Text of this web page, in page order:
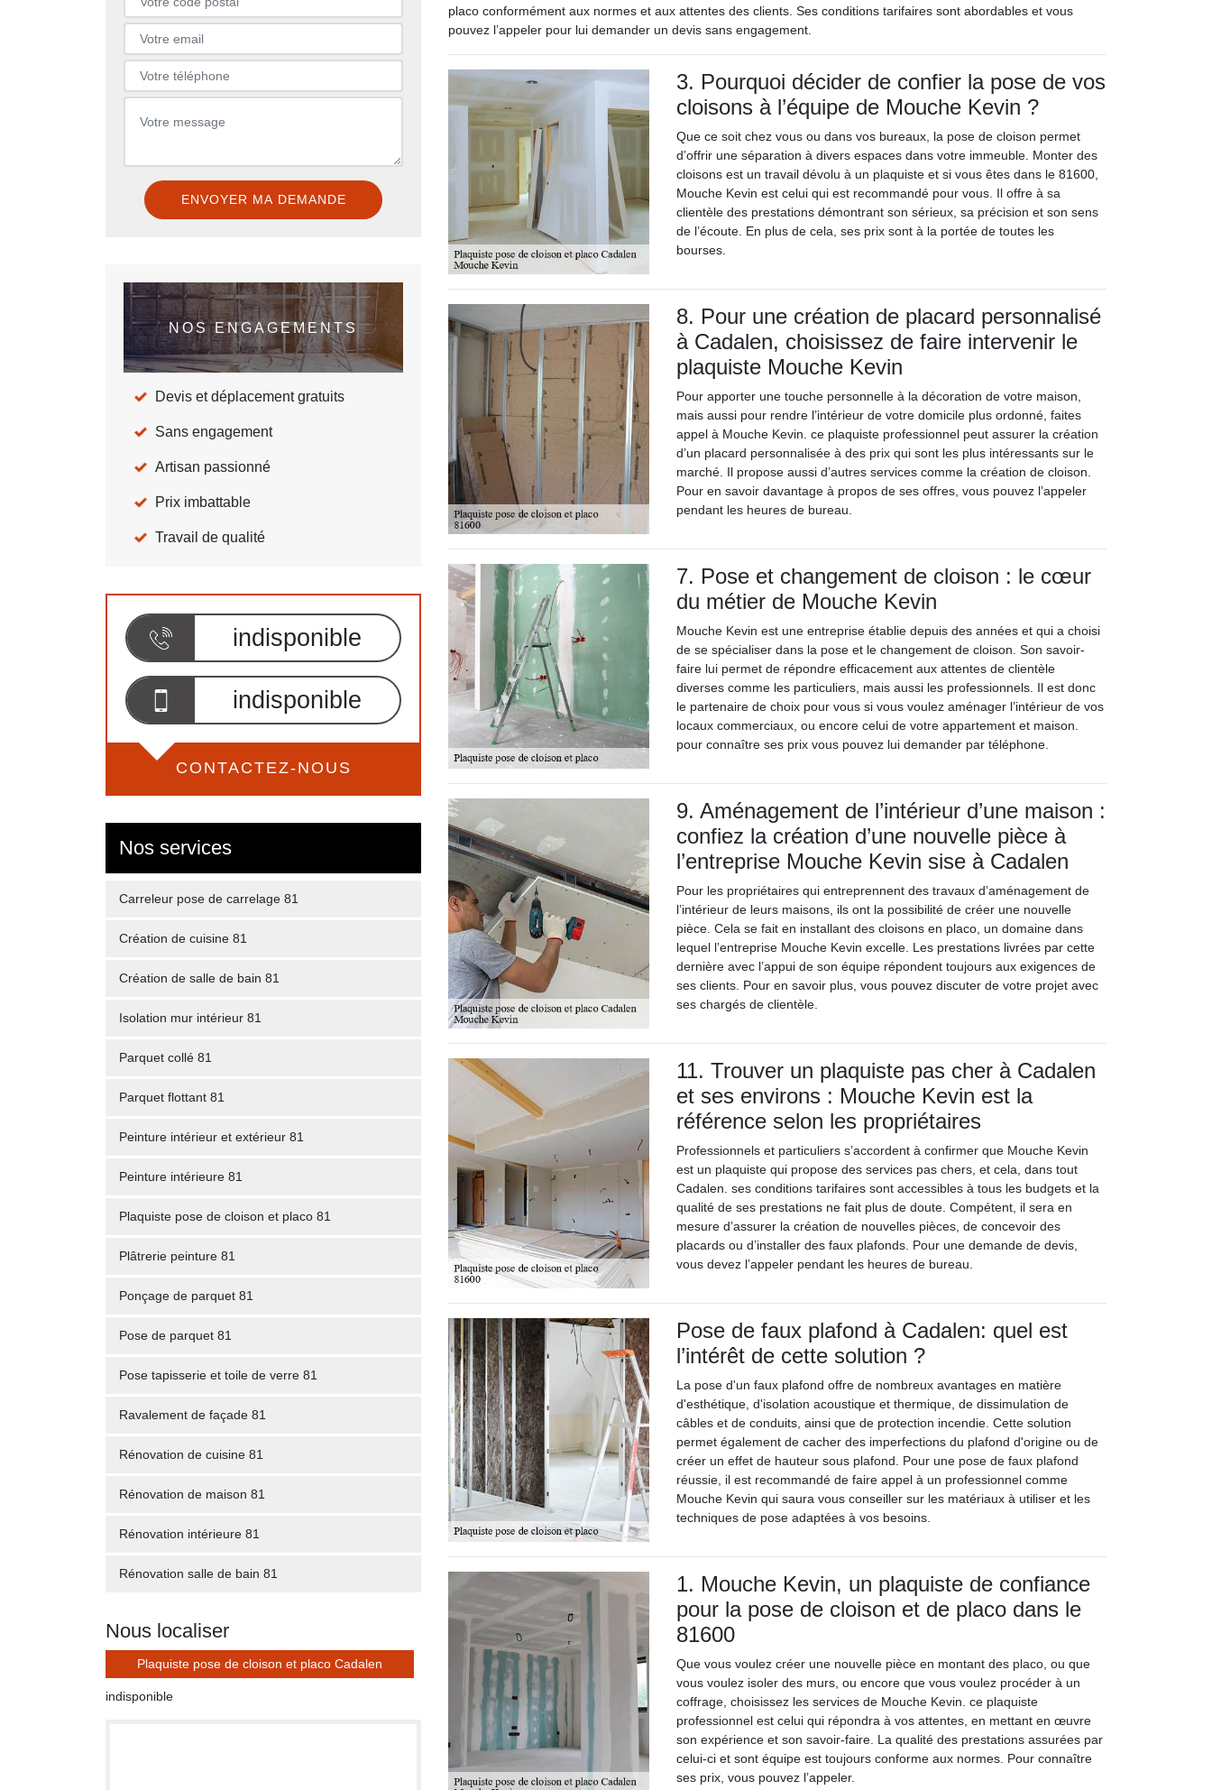
NOS ENGAGEMENTS
Devis et déplacement gratuits
Sans engagement
Artisan passionné
Prix imbattable
Travail de qualité
indisponible
indisponible
CONTACTEZ-NOUS
Nos services
Carreleur pose de carrelage 81
Création de cuisine 81
Création de salle de bain 81
Isolation mur intérieur 81
Parquet collé 81
Parquet flottant 81
Peinture intérieur et extérieur 81
Peinture intérieure 81
Plaquiste pose de cloison et placo 81
Plâtrerie peinture 81
Ponçage de parquet 81
Pose de parquet 81
Pose tapisserie et toile de verre 81
Ravalement de façade 81
Rénovation de cuisine 81
Rénovation de maison 81
Rénovation intérieure 81
Rénovation salle de bain 81
Nous localiser
Plaquiste pose de cloison et placo Cadalen
indisponible
placo conformément aux normes et aux attentes des clients. Ses conditions tarifaires sont abordables et vous
pouvez l’appeler pour lui demander un devis sans engagement.
3. Pourquoi décider de confier la pose de vos
cloisons à l’équipe de Mouche Kevin ?
Que ce soit chez vous ou dans vos bureaux, la pose de cloison permet
d’offrir une séparation à divers espaces dans votre immeuble. Monter des
cloisons est un travail dévolu à un plaquiste et si vous êtes dans le 81600,
Mouche Kevin est celui qui est recommandé pour vous. Il offre à sa
clientèle des prestations démontrant son sérieux, sa précision et son sens
de l’écoute. En plus de cela, ses prix sont à la portée de toutes les
bourses.
8. Pour une création de placard personnalisé
à Cadalen, choisissez de faire intervenir le
plaquiste Mouche Kevin
Pour apporter une touche personnelle à la décoration de votre maison,
mais aussi pour rendre l’intérieur de votre domicile plus ordonné, faites
appel à Mouche Kevin. ce plaquiste professionnel peut assurer la création
d’un placard personnalisée à des prix qui sont les plus intéressants sur le
marché. Il propose aussi d’autres services comme la création de cloison.
Pour en savoir davantage à propos de ses offres, vous pouvez l’appeler
pendant les heures de bureau.
7. Pose et changement de cloison : le cœur
du métier de Mouche Kevin
Mouche Kevin est une entreprise établie depuis des années et qui a choisi
de se spécialiser dans la pose et le changement de cloison. Son savoir-
faire lui permet de répondre efficacement aux attentes de clientèle
diverses comme les particuliers, mais aussi les professionnels. Il est donc
le partenaire de choix pour vous si vous voulez aménager l’intérieur de vos
locaux commerciaux, ou encore celui de votre appartement et maison.
pour connaître ses prix vous pouvez lui demander par téléphone.
9. Aménagement de l’intérieur d’une maison :
confiez la création d’une nouvelle pièce à
l’entreprise Mouche Kevin sise à Cadalen
Pour les propriétaires qui entreprennent des travaux d’aménagement de
l’intérieur de leurs maisons, ils ont la possibilité de créer une nouvelle
pièce. Cela se fait en installant des cloisons en placo, un domaine dans
lequel l’entreprise Mouche Kevin excelle. Les prestations livrées par cette
dernière avec l’appui de son équipe répondent toujours aux exigences de
ses clients. Pour en savoir plus, vous pouvez discuter de votre projet avec
ses chargés de clientèle.
11. Trouver un plaquiste pas cher à Cadalen
et ses environs : Mouche Kevin est la
référence selon les propriétaires
Professionnels et particuliers s’accordent à confirmer que Mouche Kevin
est un plaquiste qui propose des services pas chers, et cela, dans tout
Cadalen. ses conditions tarifaires sont accessibles à tous les budgets et la
qualité de ses prestations ne fait plus de doute. Compétent, il sera en
mesure d’assurer la création de nouvelles pièces, de concevoir des
placards ou d’installer des faux plafonds. Pour une demande de devis,
vous devez l’appeler pendant les heures de bureau.
Pose de faux plafond à Cadalen: quel est
l’intérêt de cette solution ?
La pose d'un faux plafond offre de nombreux avantages en matière
d'esthétique, d'isolation acoustique et thermique, de dissimulation de
câbles et de conduits, ainsi que de protection incendie. Cette solution
permet également de cacher des imperfections du plafond d'origine ou de
créer un effet de hauteur sous plafond. Pour une pose de faux plafond
réussie, il est recommandé de faire appel à un professionnel comme
Mouche Kevin qui saura vous conseiller sur les matériaux à utiliser et les
techniques de pose adaptées à vos besoins.
1. Mouche Kevin, un plaquiste de confiance
pour la pose de cloison et de placo dans le
81600
Que vous voulez créer une nouvelle pièce en montant des placo, ou que
vous voulez isoler des murs, ou encore que vous voulez procéder à un
coffrage, choisissez les services de Mouche Kevin. ce plaquiste
professionnel est celui qui répondra à vos attentes, en mettant en œuvre
son expérience et son savoir-faire. La qualité des prestations assurées par
celui-ci et sont équipe est toujours conforme aux normes. Pour connaître
ses prix, vous pouvez l’appeler.